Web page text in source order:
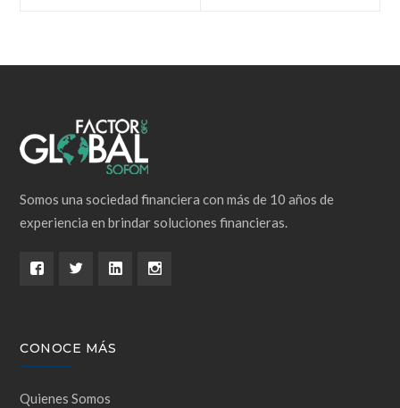
entradas
Somos una sociedad financiera con más de 10 años de
experiencia en brindar soluciones financieras.
CONOCE MÁS
Quienes Somos